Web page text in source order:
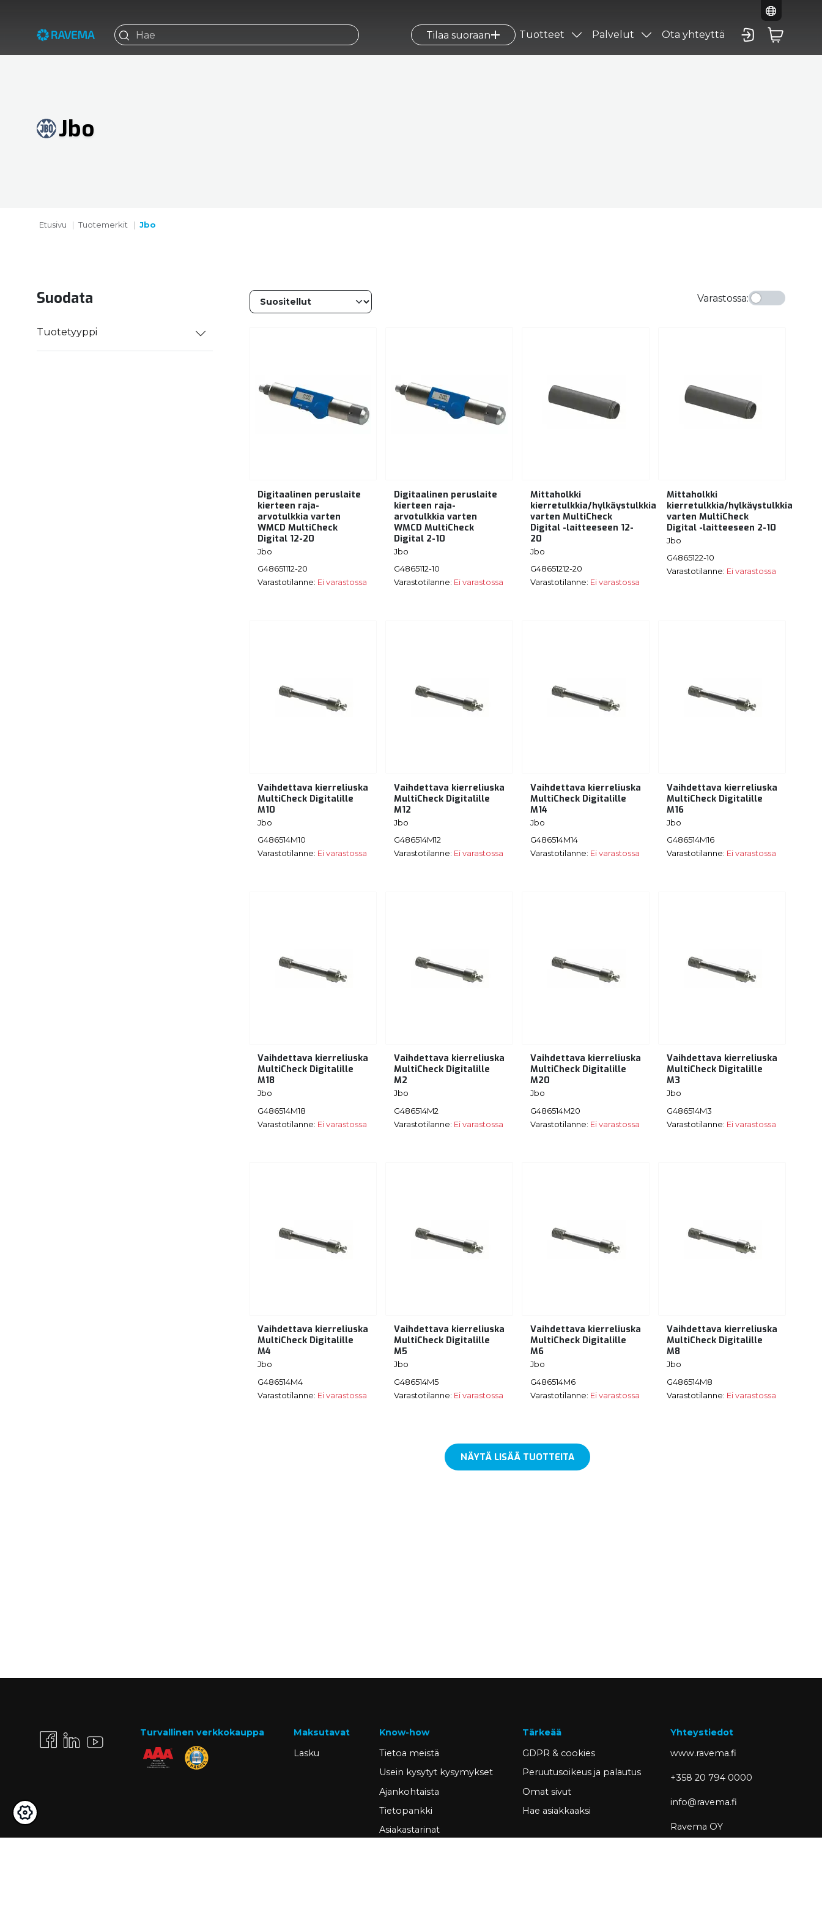
Tilaa suoraan Tuotteet Palvelut Ota yhteyttä
Etusivu Tuotemerkit Jbo
Jbo
Suodata
Tuotetyyppi
Varastossa:
Digitaalinen peruslaite
kierteen raja-
arvotulkkia varten
WMCD MultiCheck
Digital 12-20
Jbo
G48651112-20
Varastotilanne: Ei varastossa
Digitaalinen peruslaite
kierteen raja-
arvotulkkia varten
WMCD MultiCheck
Digital 2-10
Jbo
G4865112-10
Varastotilanne: Ei varastossa
Mittaholkki
kierretulkkia/hylkäystulkkia
varten MultiCheck
Digital -laitteeseen 12-
20
Jbo
G48651212-20
Varastotilanne: Ei varastossa
Mittaholkki
kierretulkkia/hylkäystulkkia
varten MultiCheck
Digital -laitteeseen 2-10
Jbo
G4865122-10
Varastotilanne: Ei varastossa
Vaihdettava kierreliuska
MultiCheck Digitalille
M10
Jbo
G486514M10
Varastotilanne: Ei varastossa
Vaihdettava kierreliuska
MultiCheck Digitalille
M12
Jbo
G486514M12
Varastotilanne: Ei varastossa
Vaihdettava kierreliuska
MultiCheck Digitalille
M14
Jbo
G486514M14
Varastotilanne: Ei varastossa
Vaihdettava kierreliuska
MultiCheck Digitalille
M16
Jbo
G486514M16
Varastotilanne: Ei varastossa
Vaihdettava kierreliuska
MultiCheck Digitalille
M18
Jbo
G486514M18
Varastotilanne: Ei varastossa
Vaihdettava kierreliuska
MultiCheck Digitalille
M2
Jbo
G486514M2
Varastotilanne: Ei varastossa
Vaihdettava kierreliuska
MultiCheck Digitalille
M20
Jbo
G486514M20
Varastotilanne: Ei varastossa
Vaihdettava kierreliuska
MultiCheck Digitalille
M3
Jbo
G486514M3
Varastotilanne: Ei varastossa
Vaihdettava kierreliuska
MultiCheck Digitalille
M4
Jbo
G486514M4
Varastotilanne: Ei varastossa
Vaihdettava kierreliuska
MultiCheck Digitalille
M5
Jbo
G486514M5
Varastotilanne: Ei varastossa
Vaihdettava kierreliuska
MultiCheck Digitalille
M6
Jbo
G486514M6
Varastotilanne: Ei varastossa
Vaihdettava kierreliuska
MultiCheck Digitalille
M8
Jbo
G486514M8
Varastotilanne: Ei varastossa
NÄYTÄ LISÄÄ TUOTTEITA
Turvallinen verkkokauppa
Maksutavat
Lasku
Know-how
Tietoa meistä
Usein kysytyt kysymykset
Ajankohtaista
Tietopankki
Asiakastarinat
Tärkeää
GDPR & cookies
Peruutusoikeus ja palautus
Omat sivut
Hae asiakkaaksi
Yhteystiedot
www.ravema.fi
+358 20 794 0000
info@ravema.fi
Ravema OY
PL 1000